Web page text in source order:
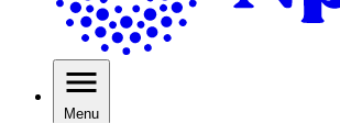
Menu